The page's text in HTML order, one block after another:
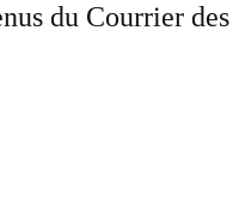
du Courrier des